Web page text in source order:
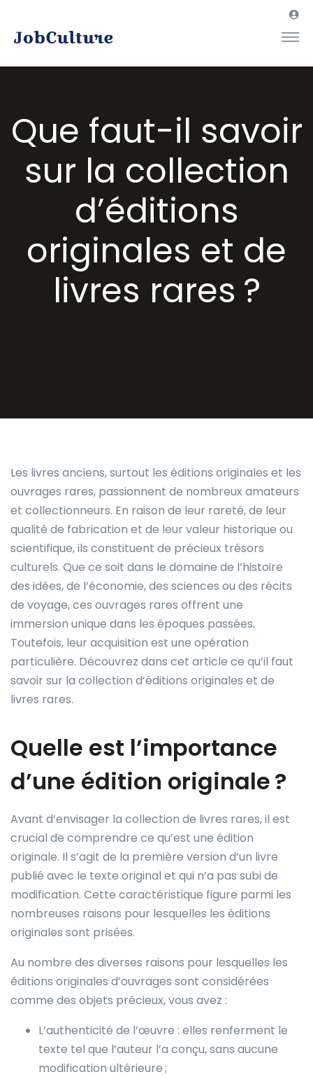
Que faut-il savoir
sur la collection
d’éditions
originales et de
livres rares ?
Les livres anciens, surtout les éditions originales et les
ouvrages rares, passionnent de nombreux amateurs
et collectionneurs. En raison de leur rareté, de leur
qualité de fabrication et de leur valeur historique ou
scientifique, ils constituent de précieux trésors
culturels. Que ce soit dans le domaine de l’histoire
des idées, de l’économie, des sciences ou des récits
de voyage, ces ouvrages rares offrent une
immersion unique dans les époques passées.
Toutefois, leur acquisition est une opération
particulière. Découvrez dans cet article ce qu’il faut
savoir sur la collection d’éditions originales et de
livres rares.
Quelle est l’importance
d’une édition originale ?
Avant d’envisager la collection de livres rares, il est
crucial de comprendre ce qu’est une édition
originale. Il s’agit de la première version d’un livre
publié avec le texte original et qui n’a pas subi de
modification. Cette caractéristique figure parmi les
nombreuses raisons pour lesquelles les éditions
originales sont prisées.
Au nombre des diverses raisons pour lesquelles les
éditions originales d’ouvrages sont considérées
comme des objets précieux, vous avez :
L’authenticité de l’œuvre : elles renferment le
texte tel que l’auteur l’a conçu, sans aucune
modification ultérieure ;